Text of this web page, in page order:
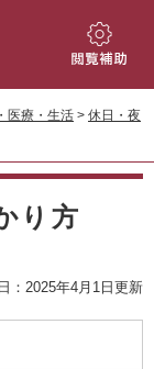
閲
補
医療・生活 > 休日・夜
り方
：2025年4月1日更新